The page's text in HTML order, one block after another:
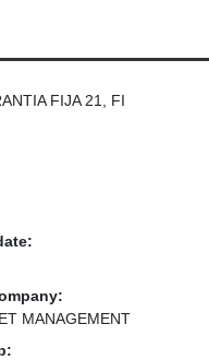
FIJA 21, FI
MANAGEMENT